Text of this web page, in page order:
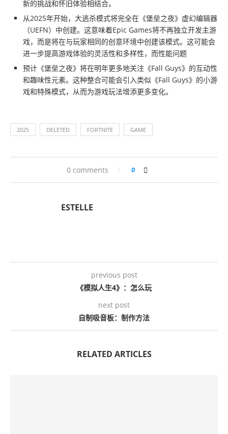
新的挑战和怀旧体验相结合。
从2025年开始，大逃杀模式将完全在《堡垒之夜》虚幻编辑器
（UEFN）中创建。这意味着Epic Games将不再独立开发主游
戏，而是将在与玩家相同的创意环境中创建该模式。这可能会
进一步提高游戏体验的灵活性和多样性，而性能问题
预计《堡垒之夜》将在明年更多地关注《Fall Guys》的互动性
和趣味性元素。这种整合可能会引入类似《Fall Guys》的小游
戏和特殊模式，从而为游戏玩法增添更多变化。
2025 DELETED FORTNITE GAME
0 comments 0
ESTELLE
previous post
《模拟人生4》：怎么玩
next post
自制吸音板：制作方法
RELATED ARTICLES